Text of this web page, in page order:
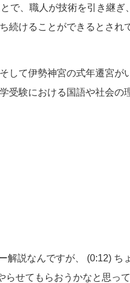
で、職人が技術を引き継ぎ
続けることができるとされ
して伊勢神宮の式年遷宮が
受験における国語や社会の
解説なんですが、 (0:12) ち
らせてもらおうかなと思っ